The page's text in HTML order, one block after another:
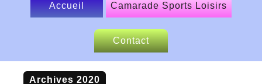
Accueil Camarade Sports Loisirs
Le CSL
Nos sponsors
Contact
Archives 2020